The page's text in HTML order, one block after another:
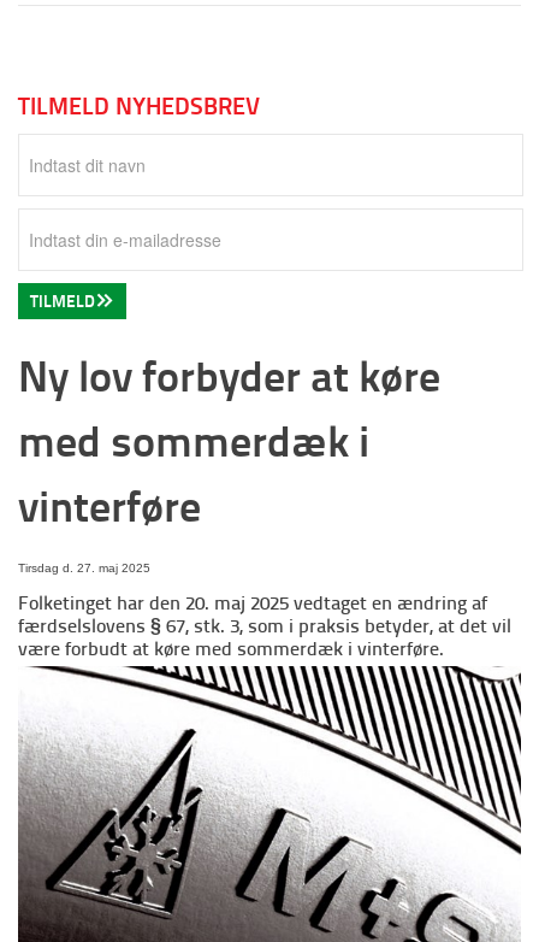
TILMELD NYHEDSBREV
TILMELD
Ny lov forbyder at køre
med sommerdæk i
vinterføre
Tirsdag d. 27. maj 2025
Folketinget har den 20. maj 2025 vedtaget en ændring af
færdselslovens § 67, stk. 3, som i praksis betyder, at det vil
være forbudt at køre med sommerdæk i vinterføre.